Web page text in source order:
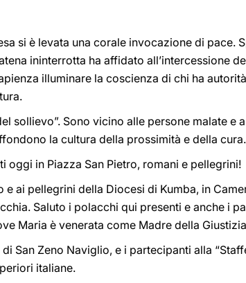
si è levata una corale invocazione di pace.
ininterrotta ha affidato all’intercessione
illuminare la coscienza di chi ha
sollievo”. Sono vicino alle persone malate e
la cultura della prossimità e della cura.
oggi in Piazza San Pietro, romani e pellegrini!
ai pellegrini della Diocesi di Kumba, in
Saluto i polacchi qui presenti e anche i
Maria è venerata come Madre della
San Zeno Naviglio, e i partecipanti alla
italiane.